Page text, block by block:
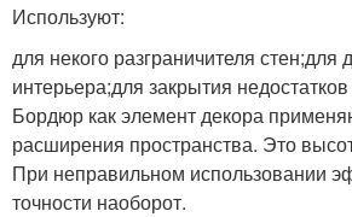
Используют:
для некого разграничителя стен;для
интерьера;для закрытия
Бордюр как элемент декора
расширения пространства. Это
При неправильном использовании
точности наоборот.